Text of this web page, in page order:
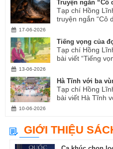
Truyện ngắn “Cô
Tạp chí Hồng
truyện ngắn “Cô
17-06-2026
Tiếng vọng của
Tạp chí Hồng
bài viết “Tiếng
13-06-2026
Hà Tĩnh với ba
Tạp chí Hồng
bài viết Hà Tĩnh
10-06-2026
GIỚI THIỆU